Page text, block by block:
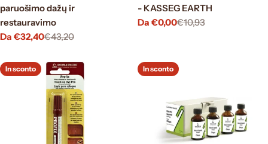
paruošimo dažų ir
restauravimo
Prezzo
vendita
Da €32,40
Prezzo
€43,20
- KASSEG EARTH
Prezzo
Da €0,00
Prezzo
€10,93
In sconto In sconto